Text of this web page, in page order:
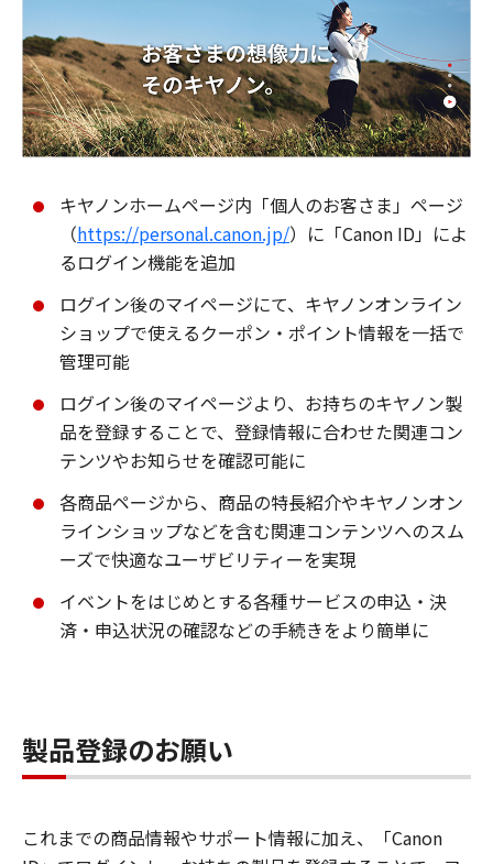
キヤノンホームページ内「個人のお客さま」ページ
（https://personal.canon.jp/）に「Canon ID」によ
るログイン機能を追加
ログイン後のマイページにて、キヤノンオンライン
ショップで使えるクーポン・ポイント情報を一括で
管理可能
ログイン後のマイページより、お持ちのキヤノン製
品を登録することで、登録情報に合わせた関連コン
テンツやお知らせを確認可能に
各商品ページから、商品の特長紹介やキヤノンオン
ラインショップなどを含む関連コンテンツへのスム
ーズで快適なユーザビリティーを実現
イベントをはじめとする各種サービスの申込・決
済・申込状況の確認などの手続きをより簡単に
製品登録のお願い
これまでの商品情報やサポート情報に加え、「Canon